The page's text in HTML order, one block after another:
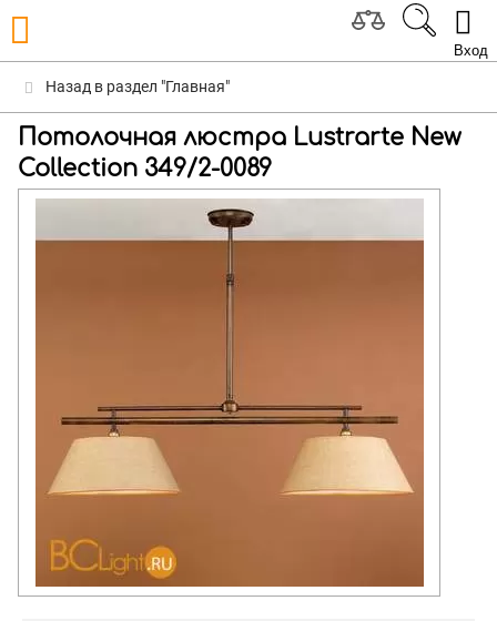
Вход
Назад в раздел "Главная"
Потолочная люстра Lustrarte New
Collection 349/2-0089